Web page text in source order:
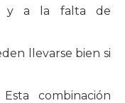
y a la falta de
llevarse bien si
combinación